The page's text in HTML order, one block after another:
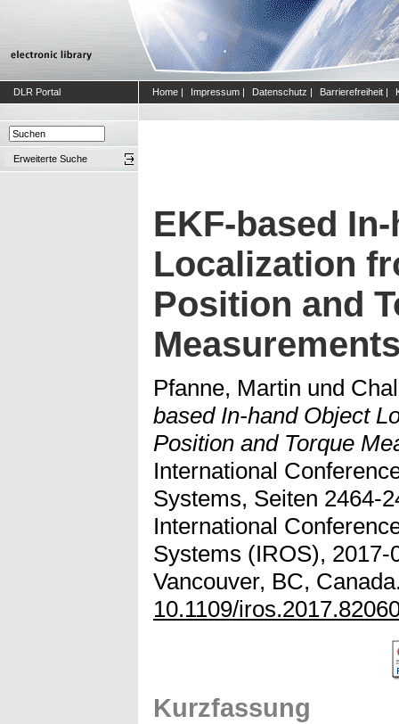
DLR Portal Home | Impressum | Datenschutz | Barrierefreiheit |
Erweiterte Suche
EKF-based
Localization
Position and
Pfanne, Martin und
based In-hand Object
Position and Torque
International
Systems, Seiten 2464-
International
Systems (IROS), 2017-
Vancouver, BC,
10.1109/
Kurzfassung